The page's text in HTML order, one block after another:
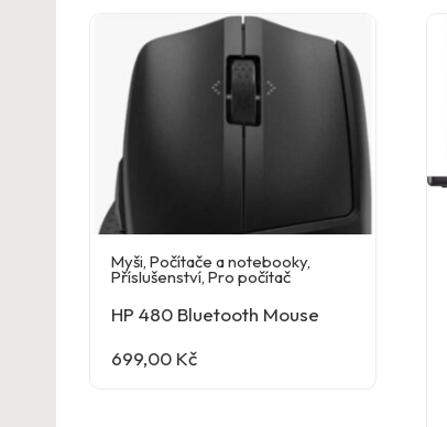
Myši, Počítače a notebooky,
Příslušenství, Pro počítač
HP 480 Bluetooth Mouse
699,00 Kč